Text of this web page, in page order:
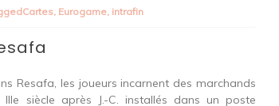
Cartes, Eurogame, intrafin
Resafa, les joueurs incarnent des marchands
IIIe siècle après J.-C. installés dans un poste